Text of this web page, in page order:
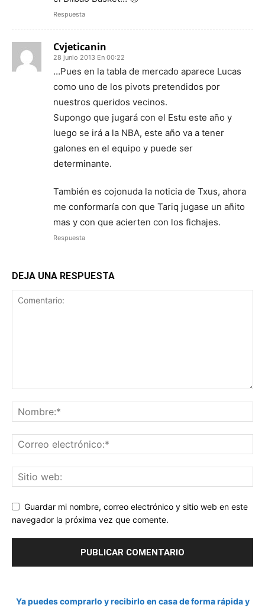
Respuesta
Cvjeticanin
28 junio 2013 En 00:22
…Pues en la tabla de mercado aparece Lucas
como uno de los pivots pretendidos por
nuestros queridos vecinos.
Supongo que jugará con el Estu este año y
luego se irá a la NBA, este año va a tener
galones en el equipo y puede ser
determinante.
También es cojonuda la noticia de Txus, ahora
me conformaría con que Tariq jugase un añito
mas y con que acierten con los fichajes.
Respuesta
DEJA UNA RESPUESTA
Guardar mi nombre, correo electrónico y sitio web en este
navegador la próxima vez que comente.
Ya puedes comprarlo y recibirlo en casa de forma rápida y